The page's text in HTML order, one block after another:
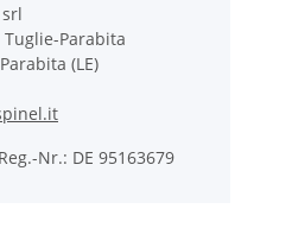
Tuglie-Parabita
(LE)
Nr.: DE 95163679